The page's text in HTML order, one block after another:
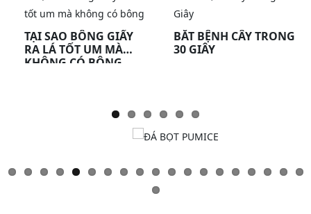
TẠI SAO BÔNG GIẤY
RA LÁ TỐT UM MÀ
KHÔNG CÓ BÔNG
BẮT BỆNH CÂY TRONG
30 GIÂY